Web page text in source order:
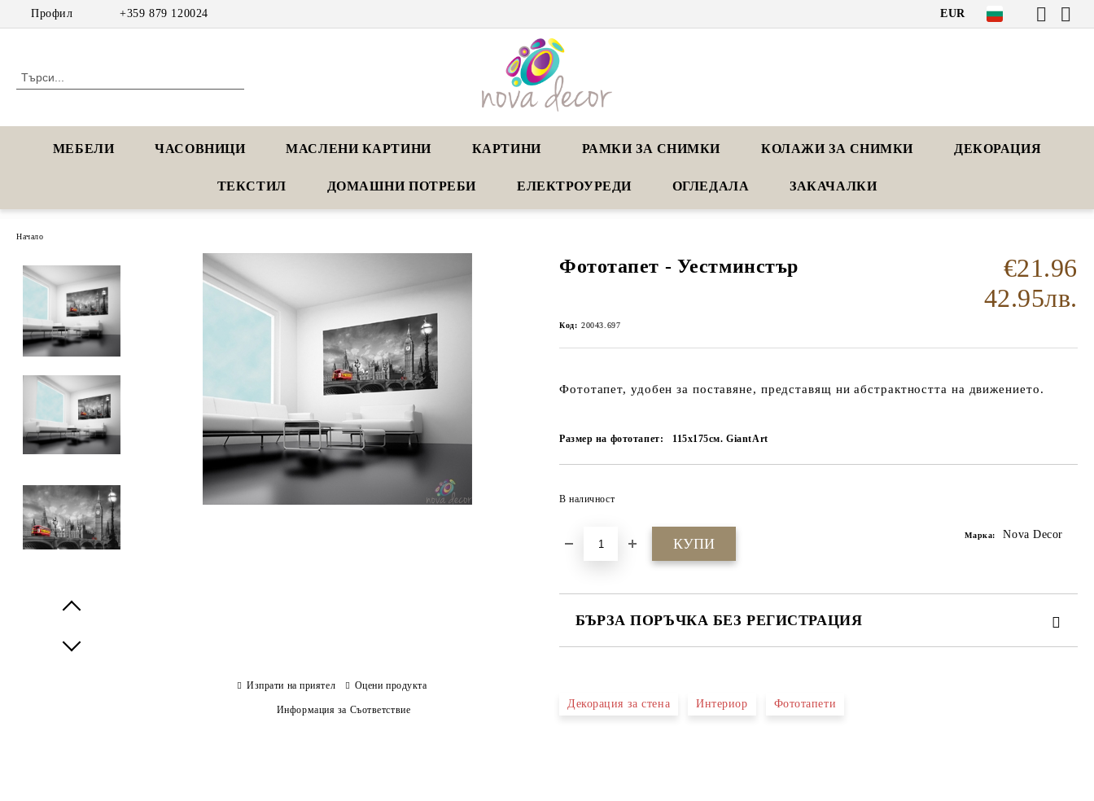
Профил +359 879 120024 EUR
МЕБЕЛИ ЧАСОВНИЦИ МАСЛЕНИ КАРТИНИ КАРТИНИ РАМКИ ЗА СНИМКИ КОЛАЖИ ЗА СНИМКИ ДЕКОРАЦИЯ
ТЕКСТИЛ ДОМАШНИ ПОТРЕБИ ЕЛЕКТРОУРЕДИ ОГЛЕДАЛА ЗАКАЧАЛКИ
Начало
Фототапет - Уестминстър
€21.96
42.95лв.
Код: 20043.697
Фототапет, удобен за поставяне, представящ ни абстрактността на движението.
Размер на фототапет: 115х175см. GiantArt
В наличност
Марка: Nova Decor
БЪРЗА ПОРЪЧКА БЕЗ РЕГИСТРАЦИЯ
Декорация за стена Интериор Фототапети
Изпрати на приятел Оцени продукта
Информация за Съответствие